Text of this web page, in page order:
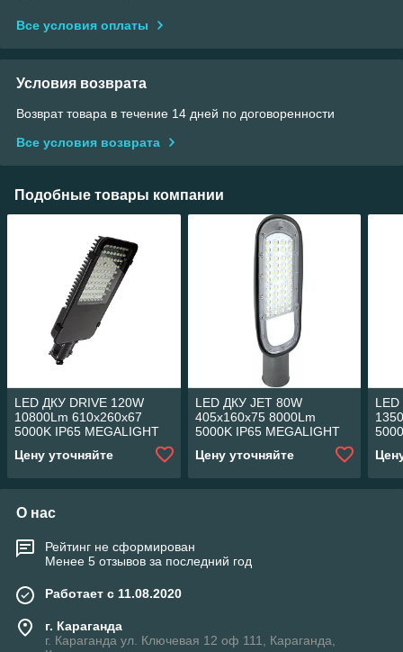
Все условия оплаты
Условия возврата
Возврат товара в течение 14 дней по договоренности
Все условия возврата
Подобные товары компании
LED ДКУ DRIVE 120W
10800Lm 610x260x67
5000K IP65 MEGALIGHT
Цену уточняйте
LED ДКУ JET 80W
405x160x75 8000Lm
5000K IP65 MEGALIGHT
Цену уточняйте
О нас
Рейтинг не сформирован
Менее 5 отзывов за последний год
Работает с 11.08.2020
г. Караганда
г. Караганда ул. Ключевая 12 оф 111, Караганда,